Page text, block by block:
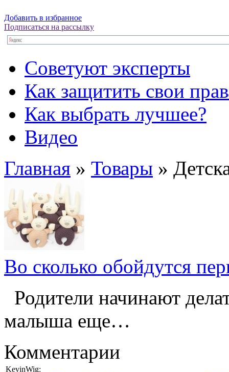
Добавить в избранное
Подписаться на рассылку
Советуют эксперты
Как защитить свои
Как выбрать лучшее?
Видео
Главная » Товары »
Во сколько обойдутся
Родители начинают
малыша еще…
Комментарии
KevinWig: